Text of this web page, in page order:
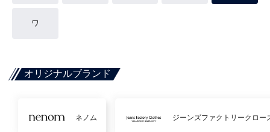
ワ
オリジナルブランド
ネノム ジーンズファクトリークロー